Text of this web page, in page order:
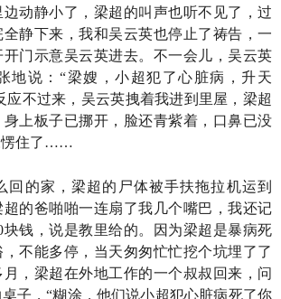
静小了，梁超的叫声也听不见了，过
静下来，我和吴云英也停止了祷告，一
门示意吴云英进去。不一会儿，吴云英
地说：“梁嫂，小超犯了心脏病，升天
应不过来，吴云英拽着我进到里屋，梁超
上板子已挪开，脸还青紫着，口鼻已没
愣住了……
的家，梁超的尸体被手扶拖拉机运到
的爸啪啪一连扇了我几个嘴巴，我还记
块钱，说是教里给的。因为梁超是暴病死
不能多停，当天匆匆忙忙挖个坑埋了了
，梁超在外地工作的一个叔叔回来，问
子，“糊涂，他们说小超犯心脏病死了你